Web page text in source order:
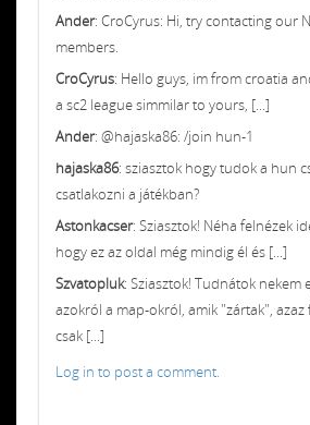
Ander: CroCyrus: Hi, try contacting our
members.
CroCyrus: Hello guys, im from croatia
a sc2 league simmilar to yours, [...]
Ander: @hajaska86: /join hun-1
hajaska86: sziasztok hogy tudok a hun
csatlakozni a játékban?
Astonkacser: Sziasztok! Néha felnézek
hogy ez az oldal még mindig él és [...]
Szvatopluk: Sziasztok! Tudnátok nekem
azokról a map-okról, amik "zártak", azaz
csak [...]
Log in to post a comment.